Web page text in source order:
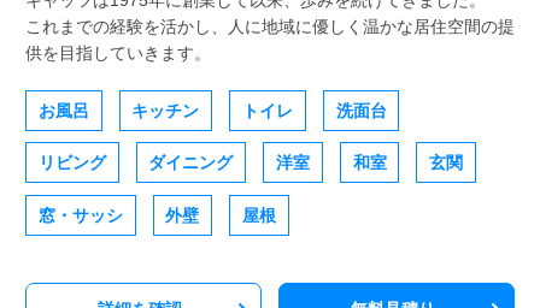
これまでの経験を活かし、人に地域に優しく温かな居住空間の提
供を目指していきます。
お風呂 キッチン トイレ 洗面台
リビング ダイニング 洋室 和室 玄関
窓・サッシ 外壁 屋根